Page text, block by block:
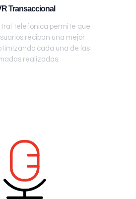
Transaccional
telefónica permite que
reciban una mejor
cada una de las
realizadas.